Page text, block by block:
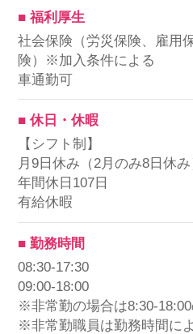
■ 福利厚生
社会保険（労災保険、雇用
険）※加入条件による
車通勤可
■ 休日・休暇
【シフト制】
月9日休み（2月のみ8日休み
年間休日107日
有給休暇
■ 勤務時間
08:30-17:30
09:00-18:00
※非常勤の場合は8:30-
※非常勤職員は勤務時間に